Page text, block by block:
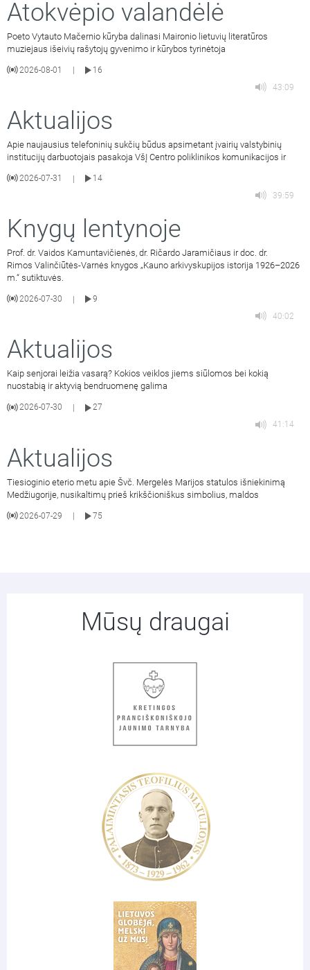
Atokvėpio valandėlė
Poeto Vytauto Mačernio kūryba dalinasi Maironio lietuvių literatūros
muziejaus išeivių rašytojų gyvenimo ir kūrybos tyrinėtoja
2026-08-01
16
43:09
Aktualijos
Apie naujausius telefoninių sukčių būdus apsimetant įvairių valstybinių
institucijų darbuotojais pasakoja VšĮ Centro poliklinikos komunikacijos ir
2026-07-31 |
14
39:59
Knygų lentynoje
Prof. dr. Vaidos Kamuntavičienės, dr. Ričardo Jaramičiaus ir doc. dr.
Rimos Valinčiūtės-Varnės knygos „Kauno arkivyskupijos istorija 1926–2026
m.“ sutiktuvės.
2026-07-30 |
9
40:02
Aktualijos
Kaip senjorai leižia vasarą? Kokios veiklos jiems siūlomos bei kokią
nuostabią ir aktyvią bendruomenę galima
2026-07-30
27
41:14
Aktualijos
Tiesioginio eterio metu apie Švč. Mergelės Marijos statulos išniekinimą
Medžiugorije, nusikaltimų prieš krikščioniškus simbolius, maldos
2026-07-29 75
Mūsų draugai